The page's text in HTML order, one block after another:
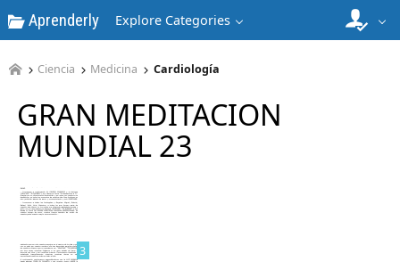
Aprenderly Explore Categories
Ciencia Medicina Cardiología
GRAN MEDITACION
MUNDIAL 23
1
2
3